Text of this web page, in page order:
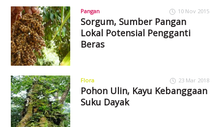
Pangan 10 Nov 2015
Sorgum, Sumber Pangan
Lokal Potensial Pengganti
Beras
Flora 23 Mar 2018
Pohon Ulin, Kayu Kebanggaan
Suku Dayak